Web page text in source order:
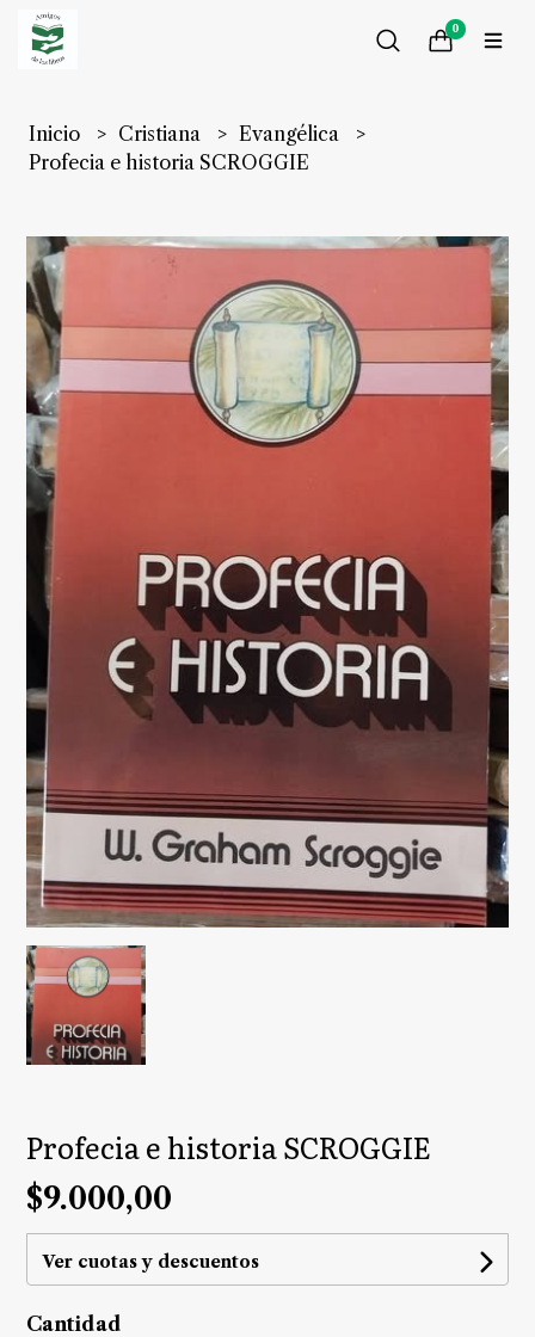
0
Inicio Cristiana
Evangélica
Profecia e historia SCROGGIE
Profecia e historia SCROGGIE
$9.000,00
Ver cuotas y descuentos
Cantidad